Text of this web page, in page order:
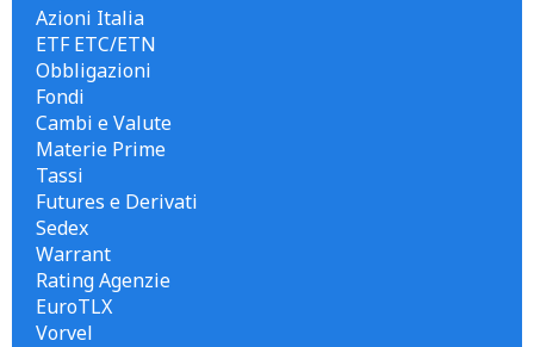
Azioni Italia
ETF ETC/ETN
Obbligazioni
Fondi
Cambi e Valute
Materie Prime
Tassi
Futures e Derivati
Sedex
Warrant
Rating Agenzie
EuroTLX
Vorvel